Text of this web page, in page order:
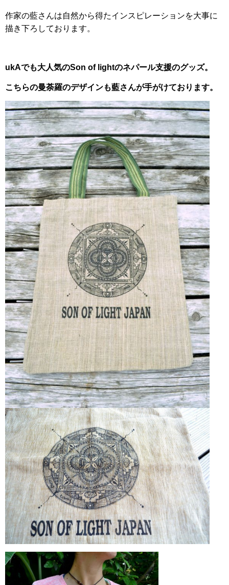
作家の藍さんは自然から得たインスピレーションを大事に
描き下ろしております。
ukAでも大人気のSon of lightのネパール支援のグッズ。
こちらの曼荼羅のデザインも藍さんが手がけております。